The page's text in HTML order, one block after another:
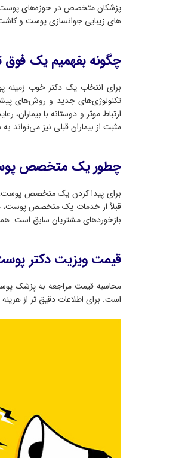
پزشکان متخصص در حوزه‌های پوست،
های زیبایی جوانسازی پوست و
چگونه بفهمیم یک
برای انتخاب یک دکتر خوب زمینه
تکنولوژی‌های جدید و روش‌های
ارتباط موثر و دوستانه با
مثبت از بیماران قبلی نیز می‌تواند
چطور یک متخصص
برای پیدا کردن یک متخصص پوست،
قبلاً از خدمات یک متخصص پوست، مو
بازخوردهای مشتریان سابق است.
قیمت ویزیت دکتر
محاسبه قیمت مراجعه به پزشک
است. برای اطلاعات دقیق تر از